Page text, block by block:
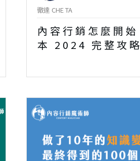
徹達 CHE TA
內容行銷怎麼開
本 2024 完整攻略